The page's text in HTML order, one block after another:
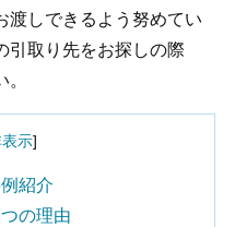
渡しできるよう努めてい
引取り先をお探しの際
示]
紹介
の理由